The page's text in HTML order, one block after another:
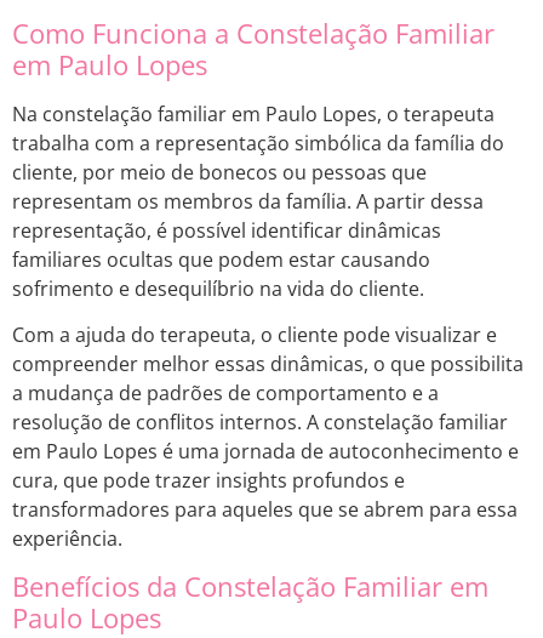
Como Funciona a Constelação Familiar
em Paulo Lopes
Na constelação familiar em Paulo Lopes, o terapeuta
trabalha com a representação simbólica da família do
cliente, por meio de bonecos ou pessoas que
representam os membros da família. A partir dessa
representação, é possível identificar dinâmicas
familiares ocultas que podem estar causando
sofrimento e desequilíbrio na vida do cliente.
Com a ajuda do terapeuta, o cliente pode visualizar e
compreender melhor essas dinâmicas, o que possibilita
a mudança de padrões de comportamento e a
resolução de conflitos internos. A constelação familiar
em Paulo Lopes é uma jornada de autoconhecimento e
cura, que pode trazer insights profundos e
transformadores para aqueles que se abrem para essa
experiência.
Benefícios da Constelação Familiar em
Paulo Lopes